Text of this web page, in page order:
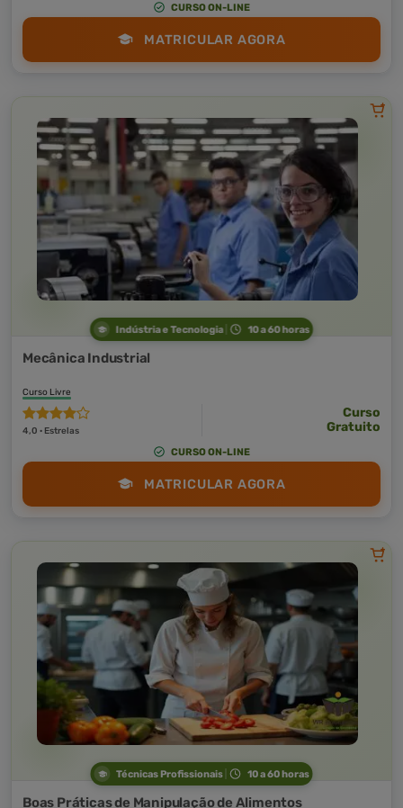
CURSO ON-LINE
MATRICULAR AGORA
Indústria e Tecnologia 10 a 60 horas
Mecânica Industrial
Curso Livre
4,0 · Estrelas
Curso
Gratuito
CURSO ON-LINE
MATRICULAR AGORA
Técnicas Profissionais 10 a 60 horas
Boas Práticas de Manipulação de Alimentos